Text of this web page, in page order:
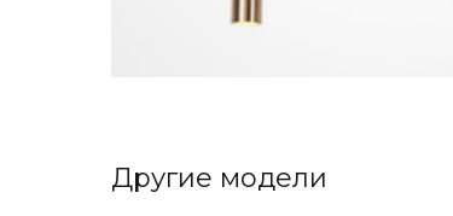
Другие модели